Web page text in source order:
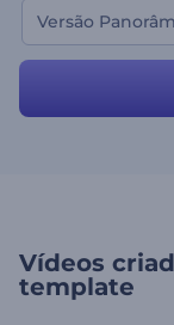
Versão
Vídeos
template